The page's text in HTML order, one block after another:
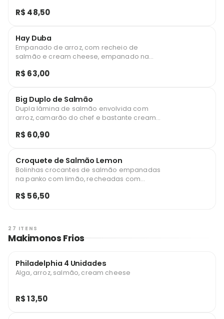
R$ 48,50
Hay Duba
Empanado de arroz, com recheio de
salmão e cream cheese, empanado na
R$ 63,00
Big Duplo de Salmão
Dupla lâmina de salmão envolvida com
arroz, camarão do chef e bastante cream
tarê e gergelim. 02 unidades.
R$ 60,90
Croquete de Salmão Lemon
Bolinhas crocantes de salmão empanadas
na panko com limão, recheadas com
cítricas 10. Unidades.
R$ 56,50
27 ITENS
Makimonos Frios
Philadelphia 4 Unidades
Alga, arroz, salmão, cream cheese
R$ 13,50